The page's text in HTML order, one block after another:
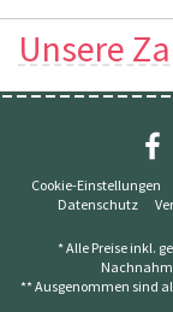
Unsere
Cookie-Einstellungen
Datenschutz
* Alle Preise inkl.
** Ausgenommen sind